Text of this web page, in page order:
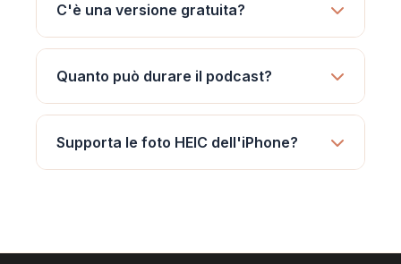
C'è una versione gratuita?
Quanto può durare il podcast?
Supporta le foto HEIC dell'iPhone?